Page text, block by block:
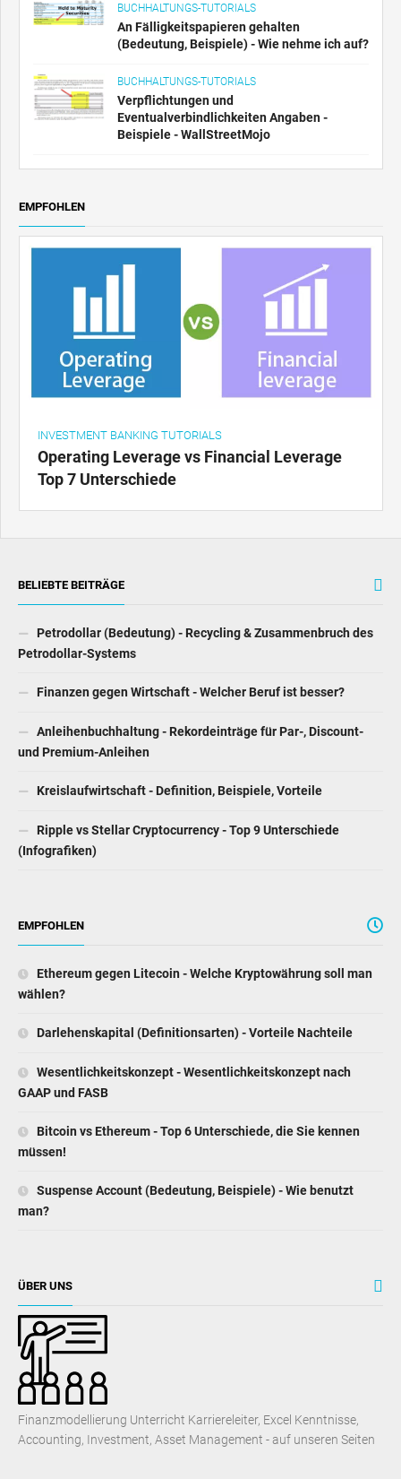
BUCHHALTUNGS-TUTORIALS
An Fälligkeitspapieren gehalten
(Bedeutung, Beispiele) - Wie nehme ich auf?
BUCHHALTUNGS-TUTORIALS
Verpflichtungen und
Eventualverbindlichkeiten Angaben -
Beispiele - WallStreetMojo
EMPFOHLEN
INVESTMENT BANKING TUTORIALS
Operating Leverage vs Financial Leverage
Top 7 Unterschiede
BELIEBTE BEITRÄGE
Petrodollar (Bedeutung) - Recycling & Zusammenbruch des
Petrodollar-Systems
Finanzen gegen Wirtschaft - Welcher Beruf ist besser?
Anleihenbuchhaltung - Rekordeinträge für Par-, Discount-
und Premium-Anleihen
Kreislaufwirtschaft - Definition, Beispiele, Vorteile
Ripple vs Stellar Cryptocurrency - Top 9 Unterschiede
(Infografiken)
EMPFOHLEN
Ethereum gegen Litecoin - Welche Kryptowährung soll man
wählen?
Darlehenskapital (Definitionsarten) - Vorteile Nachteile
Wesentlichkeitskonzept - Wesentlichkeitskonzept nach
GAAP und FASB
Bitcoin vs Ethereum - Top 6 Unterschiede, die Sie kennen
müssen!
Suspense Account (Bedeutung, Beispiele) - Wie benutzt
man?
ÜBER UNS
Finanzmodellierung Unterricht Karriereleiter, Excel Kenntnisse,
Accounting, Investment, Asset Management - auf unseren Seiten